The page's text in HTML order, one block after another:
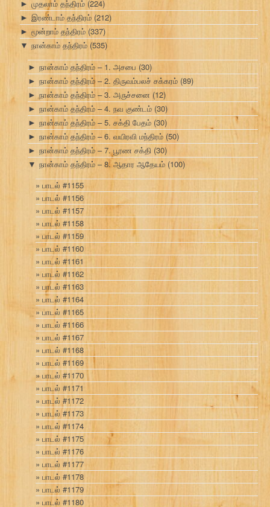
► முதலாம் தந்திரம் (224)
► இரண்டாம் தந்திரம் (212)
► மூன்றாம் தந்திரம் (337)
▼ நான்காம் தந்திரம் (535)
► நான்காம் தந்திரம் – 1. அசபை (30)
► நான்காம் தந்திரம் – 2. திருவம்பலச் சக்கரம் (89)
► நான்காம் தந்திரம் – 3. அருச்சனை (12)
► நான்காம் தந்திரம் – 4. நவ குண்டம் (30)
► நான்காம் தந்திரம் – 5. சக்தி பேதம் (30)
► நான்காம் தந்திரம் – 6. வயிரவி மந்திரம் (50)
► நான்காம் தந்திரம் – 7. பூரண சக்தி (30)
▼ நான்காம் தந்திரம் – 8. ஆதார ஆதேயம் (100)
பாடல் #1155
பாடல் #1156
பாடல் #1157
பாடல் #1158
பாடல் #1159
பாடல் #1160
பாடல் #1161
பாடல் #1162
பாடல் #1163
பாடல் #1164
பாடல் #1165
பாடல் #1166
பாடல் #1167
பாடல் #1168
பாடல் #1169
பாடல் #1170
பாடல் #1171
பாடல் #1172
பாடல் #1173
பாடல் #1174
பாடல் #1175
பாடல் #1176
பாடல் #1177
பாடல் #1178
பாடல் #1179
பாடல் #1180